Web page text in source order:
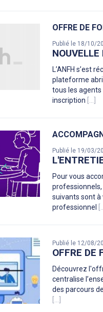
OFFRE DE
Publié le 18/10/
L’ANFH s’est
plateforme
tous les
inscription
Publié le 19/03/
Pour vous
professionnels,
suivants sont à
professionnel
Publié le 12/08/
OFFRE DE
Découvrez
centralise
des parcours